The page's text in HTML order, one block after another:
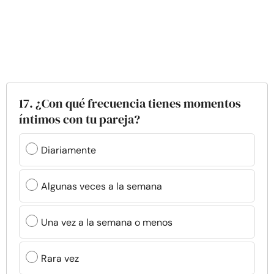
17. ¿Con qué frecuencia tienes momentos
íntimos con tu pareja?
Diariamente
Algunas veces a la semana
Una vez a la semana o menos
Rara vez